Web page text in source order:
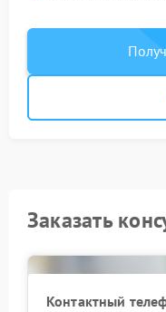
Заказать
Контактный